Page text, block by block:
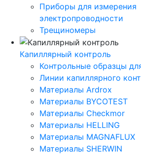
Приборы для измерения
электропроводности
Трещиномеры
Капиллярный контроль
Контрольные образцы
Линии капиллярного
Материалы Ardrox
Материалы BYCOTEST
Материалы Checkmor
Материалы HELLING
Материалы MAGNAFLUX
Материалы SHERWIN